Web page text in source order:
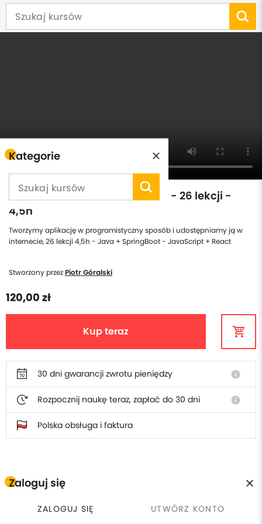
Kategorie
Zaloguj się
ZALOGUJ SIĘ UTWÓRZ KONTO
Podstawy aplikacji webowych - 26 lekcji -
4,5h
Tworzymy aplikację w programistyczny sposób i udostępniamy ją w
internecie, 26 lekcji 4,5h - Java + SpringBoot - JavaScript + React
Stworzony przezPiotr Góralski
120,00 zł
Kup teraz
30 dni gwarancji zwrotu pieniędzy info
Rozpocznij naukę teraz, zapłać do 30 dni info
Polska obsługa i faktura
W cenie szkolenia otrzymasz
Płacisz raz, wracasz kiedy
Certyfikat ukończenia